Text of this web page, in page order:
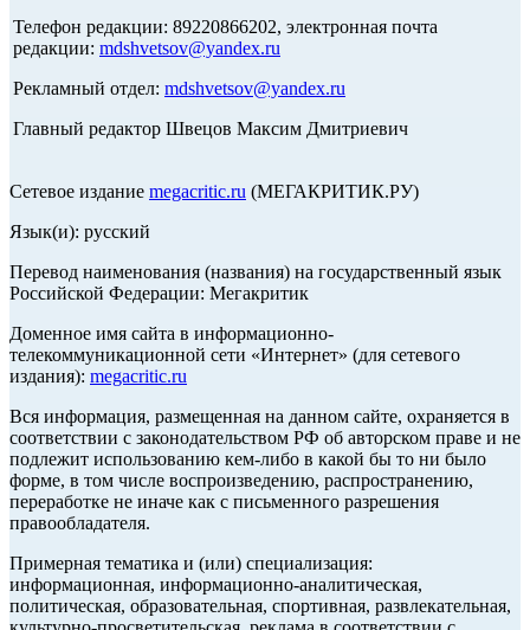
Телефон редакции: 89220866202, электронная почта
редакции: mdshvetsov@yandex.ru
Рекламный отдел: mdshvetsov@yandex.ru
Главный редактор Швецов Максим Дмитриевич
Сетевое издание megacritic.ru (МЕГАКРИТИК.РУ)
Язык(и): русский
Перевод наименования (названия) на государственный язык
Российской Федерации: Мегакритик
Доменное имя сайта в информационно-
телекоммуникационной сети «Интернет» (для сетевого
издания): megacritic.ru
Вся информация, размещенная на данном сайте, охраняется в
соответствии с законодательством РФ об авторском праве и не
подлежит использованию кем-либо в какой бы то ни было
форме, в том числе воспроизведению, распространению,
переработке не иначе как с письменного разрешения
правообладателя.
Примерная тематика и (или) специализация:
информационная, информационно-аналитическая,
политическая, образовательная, спортивная, развлекательная,